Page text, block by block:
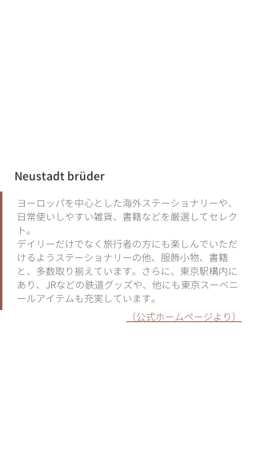
Neustadt brüder
ヨーロッパを中心とした海外ステーショナリーや、
日常使いしやすい雑貨、書籍などを厳選してセレク
ト。
デイリーだけでなく旅行者の方にも楽しんでいただ
けるようステーショナリーの他、服飾小物、書籍
と、多数取り揃えています。さらに、東京駅構内に
あり、JRなどの鉄道グッズや、他にも東京スーベニ
ールアイテムも充実しています。
（公式ホームページより）